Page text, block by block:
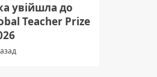
увійшла до
Teacher Prize